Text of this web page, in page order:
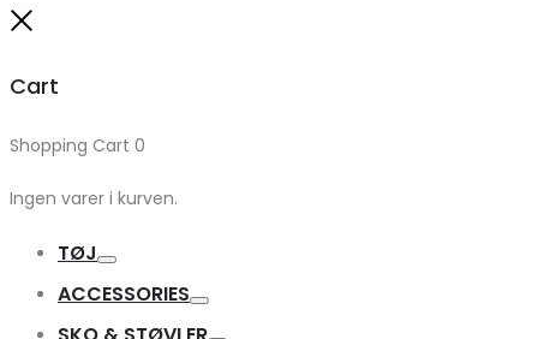
Cart
Shopping Cart 0
Ingen varer i kurven.
TØJ
ACCESSORIES